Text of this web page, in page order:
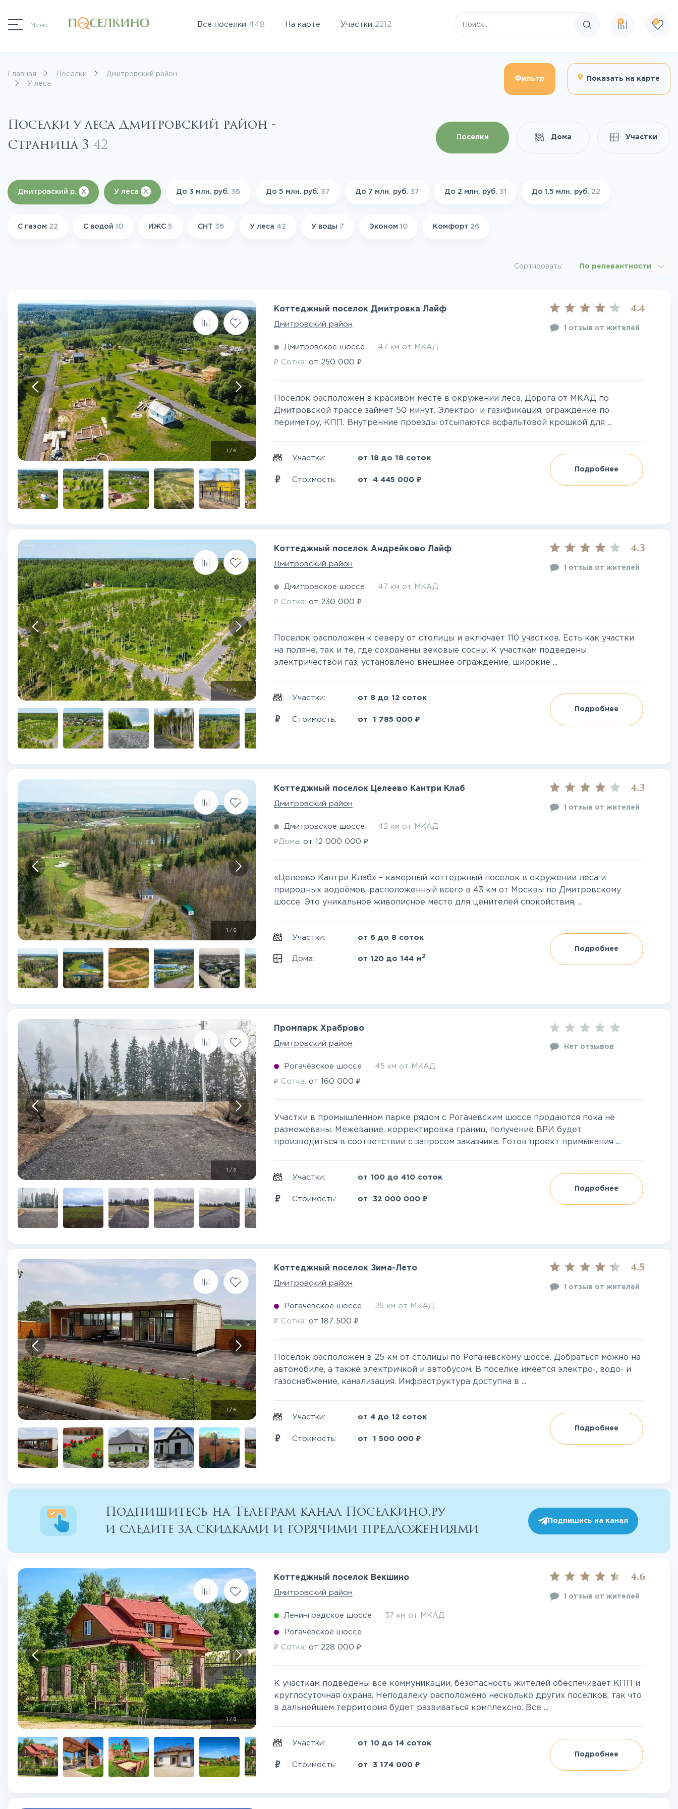
Меню Все поселки 448 На карте Участки 2212
Поиск по сайту
0 0
Главная Поселки
Дмитровский район
У леса
Фильтр Показать на карте
Поселки у леса Дмитровский район -
Страница 3 42 Поселки Дома Участки
Дмитровский р. X У леса X До 3 млн. руб. 36 До 5 млн. руб. 37 До 7 млн. руб. 37 До 2 млн. руб. 31 До 1,5 млн. руб. 22
С газом 22 С водой 10 ИЖС 5 СНТ 36 У леса 42 У воды 7 Эконом 10 Комфорт 26
Сортировать: По релевантности
/6
Коттеджный поселок Дмитровка Лайф
Дмитровский район
4.4
1 отзыв от жителей
Дмитровское шоссе 47 км от МКАД
₽ Сотка:от 250 000 ₽
Поселок расположен в красивом месте в окружении леса. Дорога от МКАД по
Дмитровской трассе займет 50 минут. Электро- и газификация, ограждение по
периметру, КПП. Внутренние проезды отсыпаются асфальтовой крошкой для ...
Участки: от 18 до 18 соток
Стоимость: от4 445 000 ₽
Подробнее
1 /6
Коттеджный поселок Андрейково Лайф
Дмитровский район
4.3
1 отзыв от жителей
Дмитровское шоссе 47 км от МКАД
₽ Сотка:от 230 000 ₽
Поселок расположен к северу от столицы и включает 110 участков. Есть как участки
на поляне, так и те, где сохранены вековые сосны. К участкам подведены
электричествои газ, установлено внешнее ограждение, широкие ...
Участки: от 8 до 12 соток
Стоимость: от1 785 000 ₽
Подробнее
/6
Коттеджный поселок Целеево Кантри Клаб
Дмитровский район
4.3
1 отзыв от жителей
Дмитровское шоссе 42 км от МКАД
₽Дома:от12 000 000 ₽
«Целеево Кантри Клаб» – камерный коттеджный поселок в окружении леса и
природных водоёмов, расположенный всего в 43 км от Москвы по Дмитровскому
шоссе. Это уникальное живописное место для ценителей спокойствия, ...
Участки: от 6 до 8 соток
Дома: от 120 до 144 м 2
Подробнее
/6
Промпарк Храброво
Дмитровский район Нет отзывов
Рогачёвское шоссе 45 км от МКАД
₽ Сотка:от160 000 ₽
Участки в промышленном парке рядом с Рогачевским шоссе продаются пока не
размежеваны. Межевание, корректировка границ, получение ВРИ будет
производиться в соответствии с запросом заказчика. Готов проект примыкания ...
Участки: от 100 до 410 соток
Стоимость: от32 000 000 ₽
Подробнее
1 /6
Коттеджный поселок Зима-Лето
Дмитровский район
4.5
1 отзыв от жителей
Рогачёвское шоссе 25 км от МКАД
₽ Сотка:от187 500 ₽
Поселок расположен в 25 км от столицы по Рогачевскому шоссе. Добраться можно на
автомобиле, а также электричкой и автобусом. В поселке имеется электро-, водо- и
газоснабжение, канализация. Инфраструктура доступна в ...
Участки: от 4 до 12 соток
Стоимость: от1 500 000 ₽
Подробнее
Подпишитесь на Телеграм канал Поселкино.ру
и следите за скидками и горячими предложениями
Подпишись на канал
1/6
Коттеджный поселок Векшино
Дмитровский район
4.6
1 отзыв от жителей
Ленинградское шоссе 37 км от МКАД
Рогачёвское шоссе
₽ Сотка:от 228 000 ₽
К участкам подведены все коммуникации, безопасность жителей обеспечивает КПП и
круглосуточная охрана. Неподалеку расположено несколько других поселков, так что
в дальнейшем территория будет развиваться комплексно. Все ...
Участки: от 10 до 14 соток
Стоимость: от3 174 000 ₽
Подробнее